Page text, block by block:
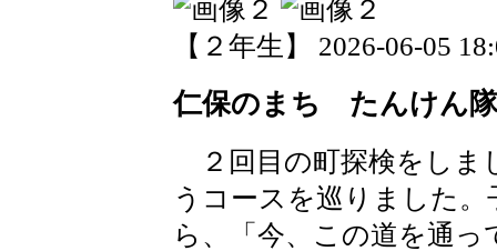
【２年生】 2026-06-05
仁保のまち たんけん
２回目の町探検をしま
うコースを巡りました
ら、「今、この道を通